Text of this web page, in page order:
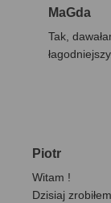
MaGda
Tak,
Piotr
Witam !
Dzisiaj